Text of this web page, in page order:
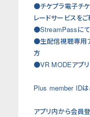
●チケプラ電子チケ
レードサービスを
●StreamPassにて
●生配信視聴専用
方
●VR MODEアプ
Plus member IDは
アプリ内から会員